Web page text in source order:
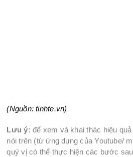
(Nguồn: tinhte.vn)
Lưu ý: để xem và khai thác hiệu
nói trên (từ ứng dụng của Youtube/
quý vị có thể thực hiện các bước